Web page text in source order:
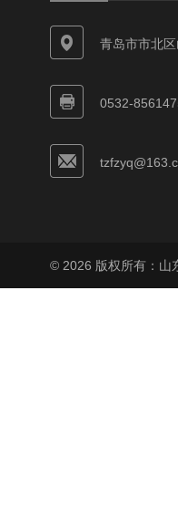
青岛市市北
0532-
© 2026 版权所有：